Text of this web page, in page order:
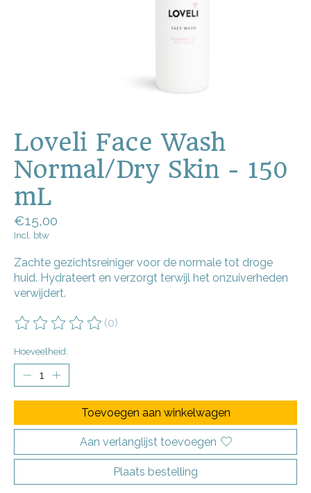
Loveli Face Wash
Normal/Dry Skin - 150
mL
€15,00
Incl. btw
Zachte gezichtsreiniger voor de normale tot droge
huid. Hydrateert en verzorgt terwijl het onzuiverheden
verwijdert.
De beoordeling van dit product is
(0)
Hoeveelheid:
Toevoegen aan winkelwagen
Aan verlanglijst toevoegen
Plaats bestelling